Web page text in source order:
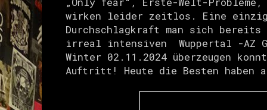
wirken leider zeitlos.
Eine
Durchschlagkraft man sich
irreal intensiven Wuppertal -AZ
Winter 02.11.2024 überzeugen
Auftritt! Heute die Besten haben